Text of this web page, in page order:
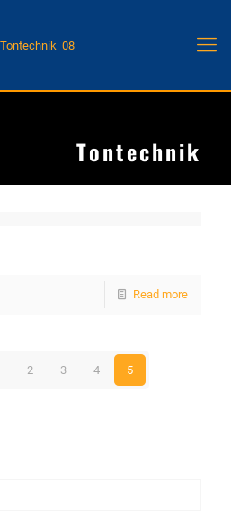
Tontechnik
Read more
2 3 4 5